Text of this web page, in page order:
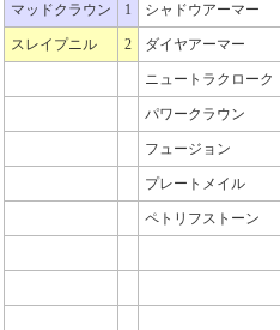
マッドクラウン 1 シャドウアーマー
スレイプニル 2 ダイヤアーマー
ニュートラクローク
パワークラウン
フュージョン
プレートメイル
ペトリフストーン